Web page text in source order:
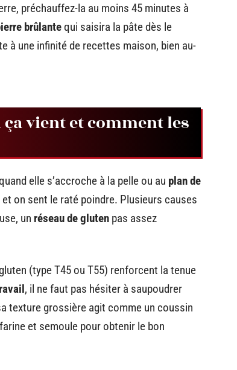
préchauffez-la au moins 45 minutes à
brûlantequi saisira la pâte dès le
à une infinité de recettes maison, bien au-
ça vient et comment les
elle s’accroche à la pelle ou au plan de
on sent le raté poindre. Plusieurs causes
un réseau de gluten pas assez
(type T45 ou T55) renforcent la tenue
, il ne faut pas hésiter à saupoudrer
texture grossière agit comme un coussin
et semoule pour obtenir le bon